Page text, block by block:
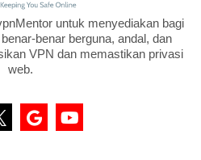
untuk menyediakan bagi
benar berguna, andal, dan
VPN dan memastikan privasi
web.